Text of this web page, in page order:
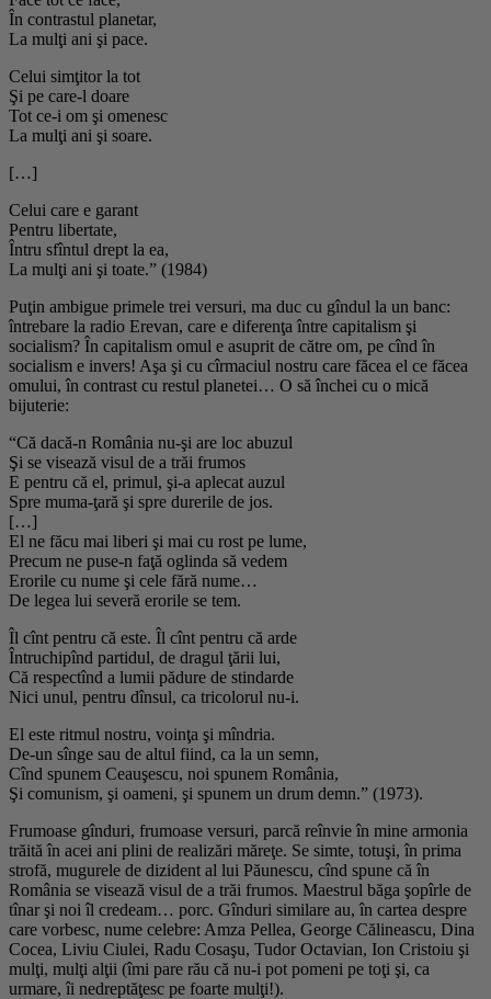
În contrastul planetar,
La mulţi ani şi pace.
Celui simţitor la tot
Şi pe care-l doare
Tot ce-i om şi omenesc
La mulţi ani şi soare.
[…]
Celui care e garant
Pentru libertate,
Întru sfîntul drept la ea,
La mulţi ani şi toate.” (1984)
Puţin ambigue primele trei versuri, ma duc cu gîndul la un banc:
întrebare la radio Erevan, care e diferenţa între capitalism şi
socialism? În capitalism omul e asuprit de către om, pe cînd în
socialism e invers! Aşa şi cu cîrmaciul nostru care făcea el ce făcea
omului, în contrast cu restul planetei… O să închei cu o mică
bijuterie:
“Că dacă-n România nu-şi are loc abuzul
Şi se visează visul de a trăi frumos
E pentru că el, primul, şi-a aplecat auzul
Spre muma-ţară şi spre durerile de jos.
[…]
El ne făcu mai liberi şi mai cu rost pe lume,
Precum ne puse-n faţă oglinda să vedem
Erorile cu nume şi cele fără nume…
De legea lui severă erorile se tem.
Îl cînt pentru că este. Îl cînt pentru că arde
Întruchipînd partidul, de dragul ţării lui,
Că respectînd a lumii pădure de stindarde
Nici unul, pentru dînsul, ca tricolorul nu-i.
El este ritmul nostru, voinţa şi mîndria.
De-un sînge sau de altul fiind, ca la un semn,
Cînd spunem Ceauşescu, noi spunem România,
Şi comunism, şi oameni, şi spunem un drum demn.” (1973).
Frumoase gînduri, frumoase versuri, parcă reînvie în mine armonia
trăită în acei ani plini de realizări măreţe. Se simte, totuşi, în prima
strofă, mugurele de dizident al lui Păunescu, cînd spune că în
România se visează visul de a trăi frumos. Maestrul băga şopîrle de
tînar şi noi îl credeam… porc. Gînduri similare au, în cartea despre
care vorbesc, nume celebre: Amza Pellea, George Călineascu, Dina
Cocea, Liviu Ciulei, Radu Cosaşu, Tudor Octavian, Ion Cristoiu şi
mulţi, mulţi alţii (îmi pare rău că nu-i pot pomeni pe toţi şi, ca
urmare, îi nedreptăţesc pe foarte mulţi!).